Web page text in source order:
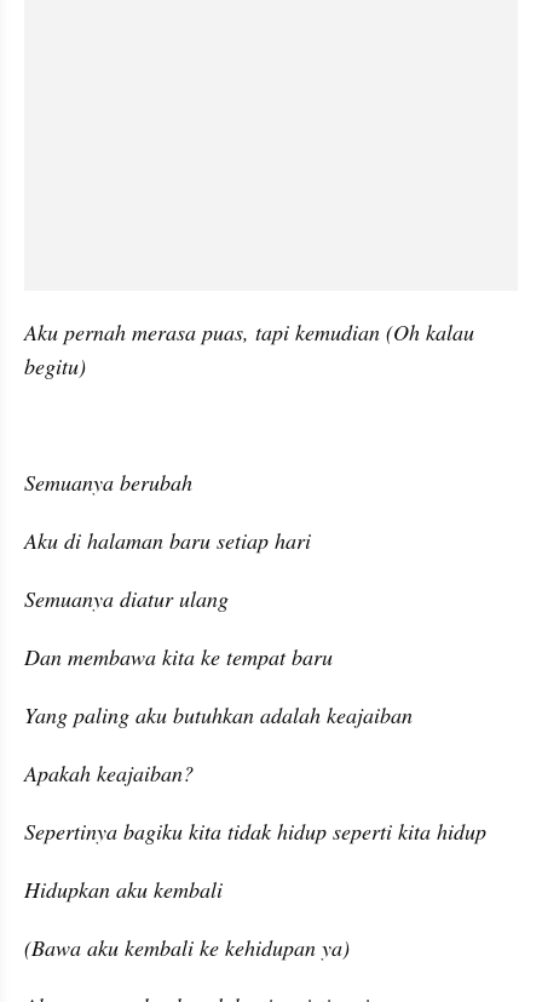
Aku pernah merasa puas, tapi kemudian (Oh kalau
begitu)
Semuanya berubah
Aku di halaman baru setiap hari
Semuanya diatur ulang
Dan membawa kita ke tempat baru
Yang paling aku butuhkan adalah keajaiban
Apakah keajaiban?
Sepertinya bagiku kita tidak hidup seperti kita hidup
Hidupkan aku kembali
(Bawa aku kembali ke kehidupan ya)